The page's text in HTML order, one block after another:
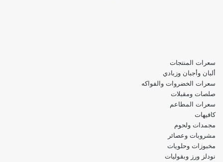
سعرات المنتجات
ألبان وأجبان وزبادي
سعرات الخضروات والفواكه
صلصات ومقبلات
سعرات المطاعم
كافيهات
مجمدات ولحوم
مشروبات وعصائر
مخبوزات وحلويات
نودلز ورز وبقوليات